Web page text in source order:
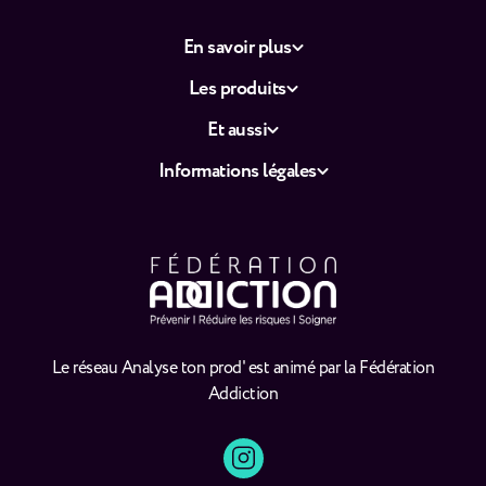
Le réseau Analyse ton prod' est animé par la Fédération
Addiction
En savoir plus
Les produits
Et aussi
Informations légales